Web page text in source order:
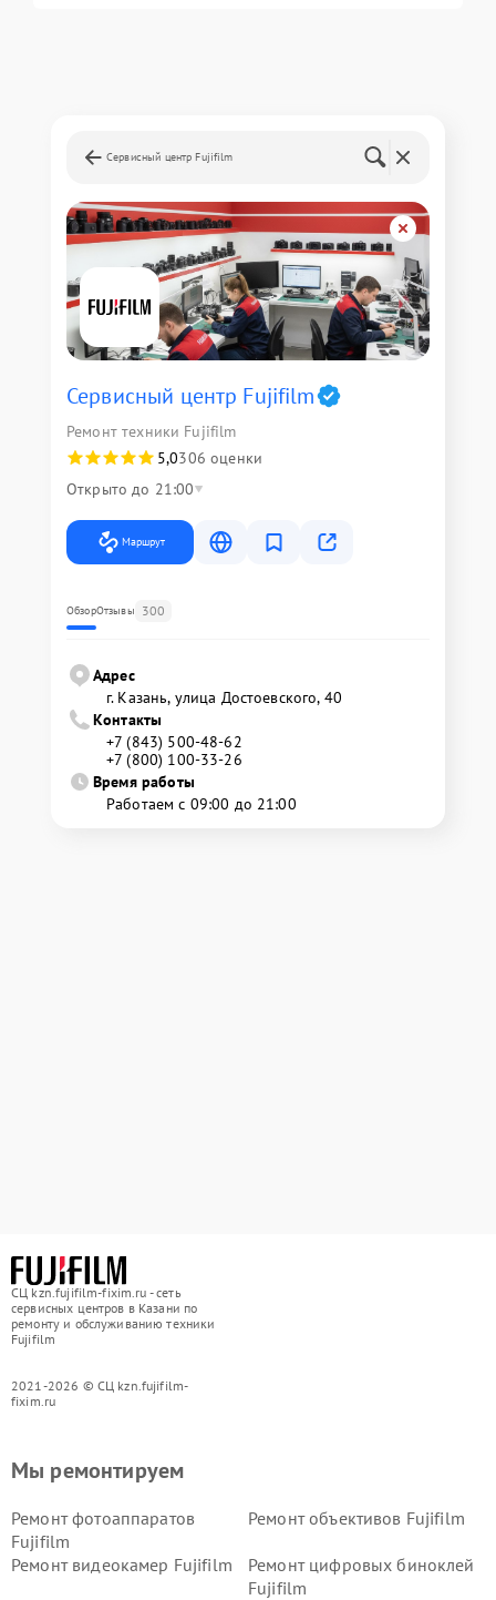
Сервисный центр Fujifilm
Сервисный центр Fujifilm
Ремонт техники Fujifilm
5,0306 оценки
Открыто до 21:00
Маршрут
ОбзорОтзывы 300
Адрес
г. Казань, улица Достоевского, 40
Контакты
+7 (843) 500-48-62
+7 (800) 100-33-26
Время работы
Работаем с 09:00 до 21:00
СЦ kzn.fujifilm-fixim.ru - сеть
сервисных центров в Казани по
ремонту и обслуживанию техники
Fujifilm
2021-2026 © СЦ kzn.fujifilm-
fixim.ru
Мы ремонтируем
Ремонт фотоаппаратов
Fujifilm
Ремонт объективов Fujifilm
Ремонт видеокамер Fujifilm
Ремонт цифровых биноклей
Fujifilm